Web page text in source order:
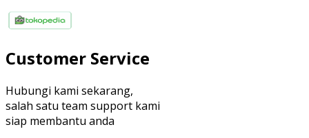
Customer Service
Hubungi kami sekarang,
salah satu team support kami
siap membantu anda